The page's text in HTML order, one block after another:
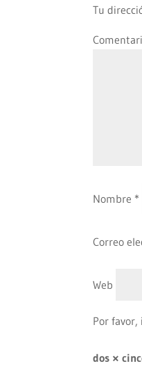
Tu
Nombre *
Correo
Web
Por
dos ×